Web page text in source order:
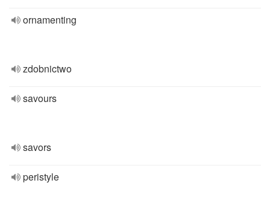
ornamenting
zdobnictwo
savours
savors
peristyle